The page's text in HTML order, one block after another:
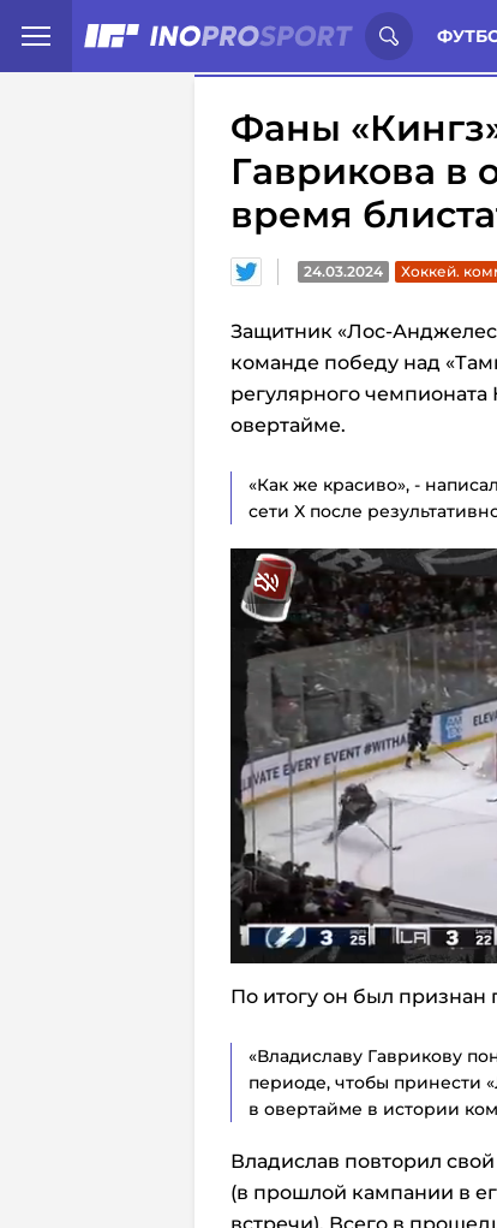
Иностранцы о спорте России:
Фаны
Гаврикова в
время
24.03.2024 Хоккей.
Защитник «Лос-Анджелес
команде победу над
регулярного
овертайме.
«Как же красиво», -
сети X после
По итогу он был признан
«Владиславу Гаврикову
периоде, чтобы принести
в овертайме в истории
Владислав повторил
(в прошлой кампании в